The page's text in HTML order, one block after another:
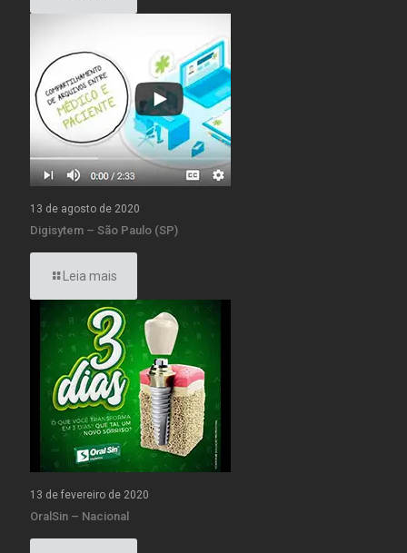
13 de agosto de 2020
Digisytem – São Paulo (SP)
Leia mais
13 de fevereiro de 2020
OralSin – Nacional